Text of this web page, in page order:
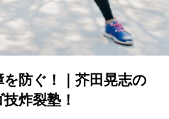
防ぐ！｜芥田晃志の
炸裂塾！